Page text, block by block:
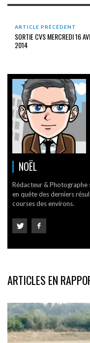
ARTICLE PRÉCÉDENT
SORTIE CVS MERCREDI 16
2014
NOËL
Rédacteur & Photographe
en quête des derniers
courses des environs.
ARTICLES EN